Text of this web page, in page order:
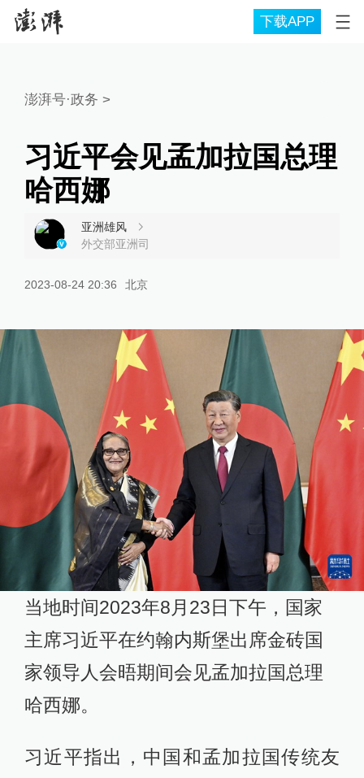
下载APP
澎湃号·政务 >
习近平会见孟加拉国总理
哈西娜
亚洲雄风
外交部亚洲司
2023-08-24 20:36 北京
当地时间2023年8月23日下午，国家
主席习近平在约翰内斯堡出席金砖国
家领导人会晤期间会见孟加拉国总理
哈西娜。
习近平指出，中国和孟加拉国传统友